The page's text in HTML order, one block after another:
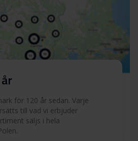
för 120 år sedan. Varje
till vad vi erbjuder
säljs i hela